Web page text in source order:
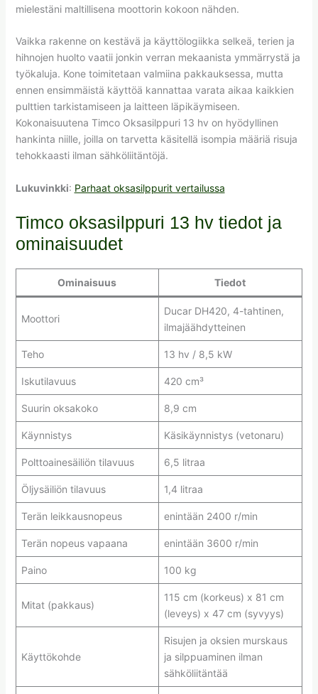
mielestäni maltillisena moottorin kokoon nähden.
Vaikka rakenne on kestävä ja käyttölogiikka selkeä, terien ja
hihnojen huolto vaatii jonkin verran mekaanista ymmärrystä ja
työkaluja. Kone toimitetaan valmiina pakkauksessa, mutta
ennen ensimmäistä käyttöä kannattaa varata aikaa kaikkien
pulttien tarkistamiseen ja laitteen läpikäymiseen.
Kokonaisuutena Timco Oksasilppuri 13 hv on hyödyllinen
hankinta niille, joilla on tarvetta käsitellä isompia määriä risuja
tehokkaasti ilman sähköliitäntöjä.
Lukuvinkki: Parhaat oksasilppurit vertailussa
Timco oksasilppuri 13 hv tiedot ja
ominaisuudet
Ominaisuus Tiedot
Moottori
Ducar DH420, 4-tahtinen,
ilmajäähdytteinen
Teho 13 hv / 8,5 kW
Iskutilavuus 420 cm³
Suurin oksakoko 8,9 cm
Käynnistys Käsikäynnistys (vetonaru)
Polttoainesäiliön tilavuus 6,5 litraa
Öljysäiliön tilavuus 1,4 litraa
Terän leikkausnopeus enintään 2400 r/min
Terän nopeus vapaana enintään 3600 r/min
Paino 100 kg
Mitat (pakkaus)
115 cm (korkeus) x 81 cm
(leveys) x 47 cm (syvyys)
Käyttökohde
Risujen ja oksien murskaus
ja silppuaminen ilman
sähköliitäntää